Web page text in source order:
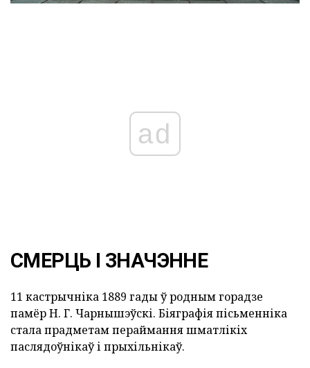
ad
СМЕРЦЬ І ЗНАЧЭННЕ
11 кастрычніка 1889 гады ў родным горадзе
памёр Н. Г. Чарнышэўскі. Біяграфія пісьменніка
стала прадметам пераймання шматлікіх
паслядоўнікаў і прыхільнікаў.